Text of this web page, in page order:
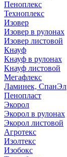
Пеноплекс
Техноплекс
Изовер
Изовер в рулонах
Изовер листовой
Кнауф
Кнауф в рулонах
Кнауф листовой
Мегафлекс
Ламинек, СпанЭл
Пенопласт
Экорол
Экорол в рулонах
Экорол листовой
Агротекс
Изолтекс
Изобокс